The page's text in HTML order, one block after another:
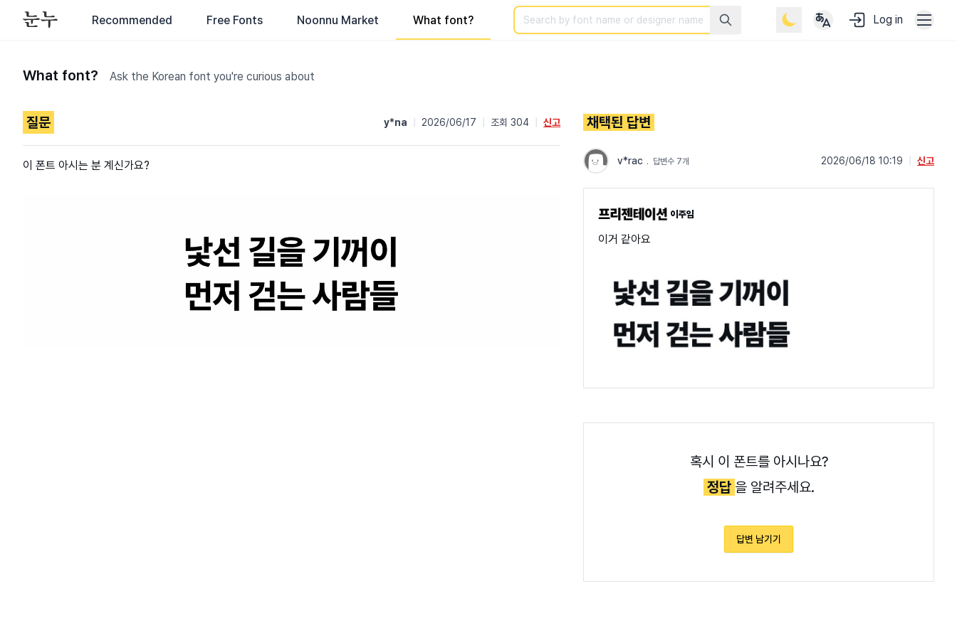
Recommended Free Fonts Noonnu Market What font?
Search Log in
What font? Ask the Korean font you're curious about
질문 y*na 2026/06/17 조회 304 신고
이 폰트 아시는 분 계신가요?
채택된 답변
v*rac ﹒ 답변수 7개 2026/06/18 10:19 신고
이주임
이거 같아요
혹시 이 폰트를 아시나요?
정답 을 알려주세요.
답변 남기기